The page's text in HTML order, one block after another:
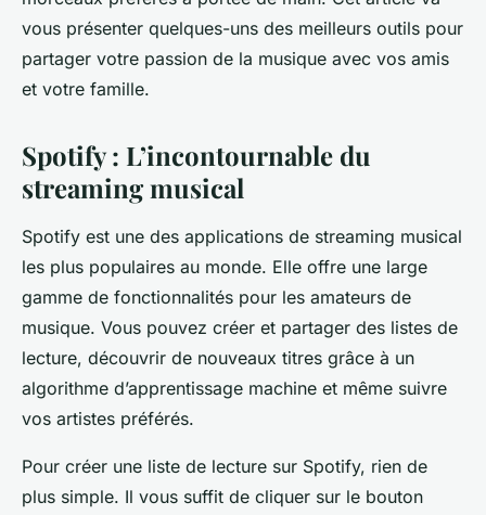
vous présenter quelques-uns des meilleurs outils pour
partager votre passion de la musique avec vos amis
et votre famille.
Spotify : L’incontournable du
streaming musical
Spotify est une des applications de streaming musical
les plus populaires au monde. Elle offre une large
gamme de fonctionnalités pour les amateurs de
musique. Vous pouvez créer et partager des listes de
lecture, découvrir de nouveaux titres grâce à un
algorithme d’apprentissage machine et même suivre
vos artistes préférés.
Pour créer une liste de lecture sur Spotify, rien de
plus simple. Il vous suffit de cliquer sur le bouton